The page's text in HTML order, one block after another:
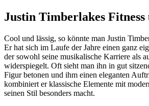
Justin Timberlakes Fitness
Cool und lässig, so könnte man Justin
Er hat sich im Laufe der Jahre einen ganz
der sowohl seine musikalische Karriere als
widerspiegelt. Oft sieht man ihn in gut
Figur betonen und ihm einen eleganten
kombiniert er klassische Elemente mit
seinen Stil besonders macht.